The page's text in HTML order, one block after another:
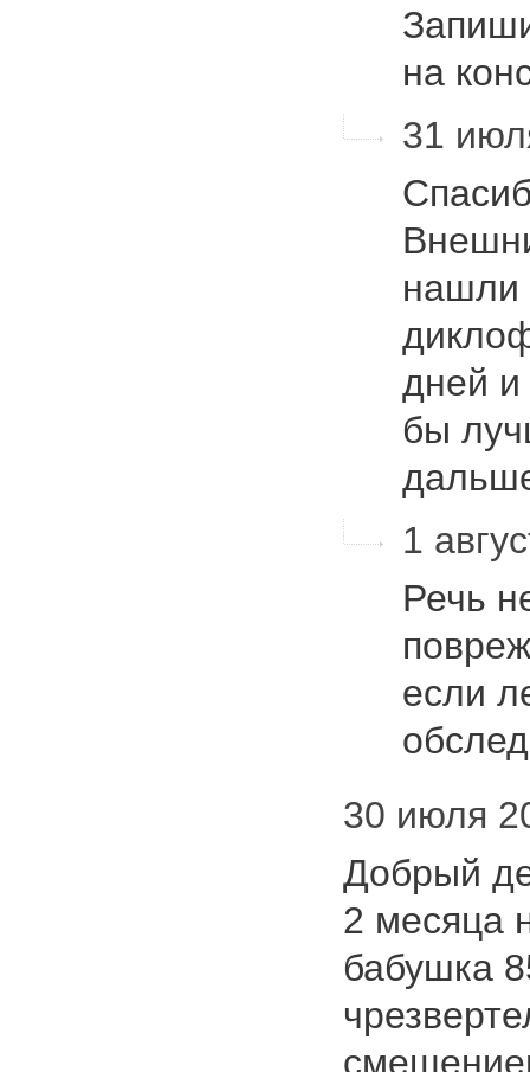
на
31
нашли
дней и
бы
1
Речь
если
30 июля
Добрый
2 месяца
бабушка